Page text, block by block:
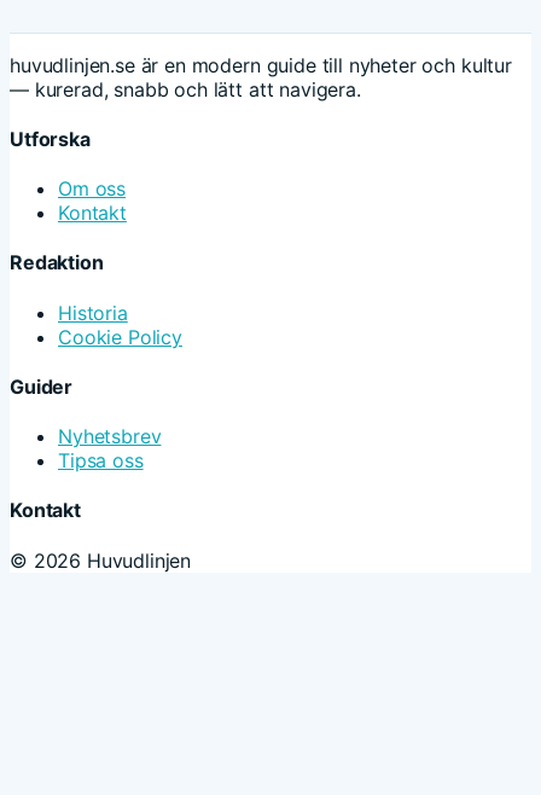
huvudlinjen.se är en modern guide till nyheter och kultur
— kurerad, snabb och lätt att navigera.
Utforska
Om oss
Kontakt
Redaktion
Historia
Cookie Policy
Guider
Nyhetsbrev
Tipsa oss
Kontakt
© 2026 Huvudlinjen